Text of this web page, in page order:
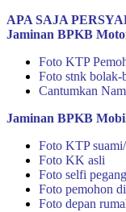
APA SAJA
Jaminan BPKB
Foto KTP
Foto stnk bolak-
Cantumkan
Jaminan BPKB
Foto KTP
Foto KK asli
Foto selfi
Foto pemohon
Foto depan